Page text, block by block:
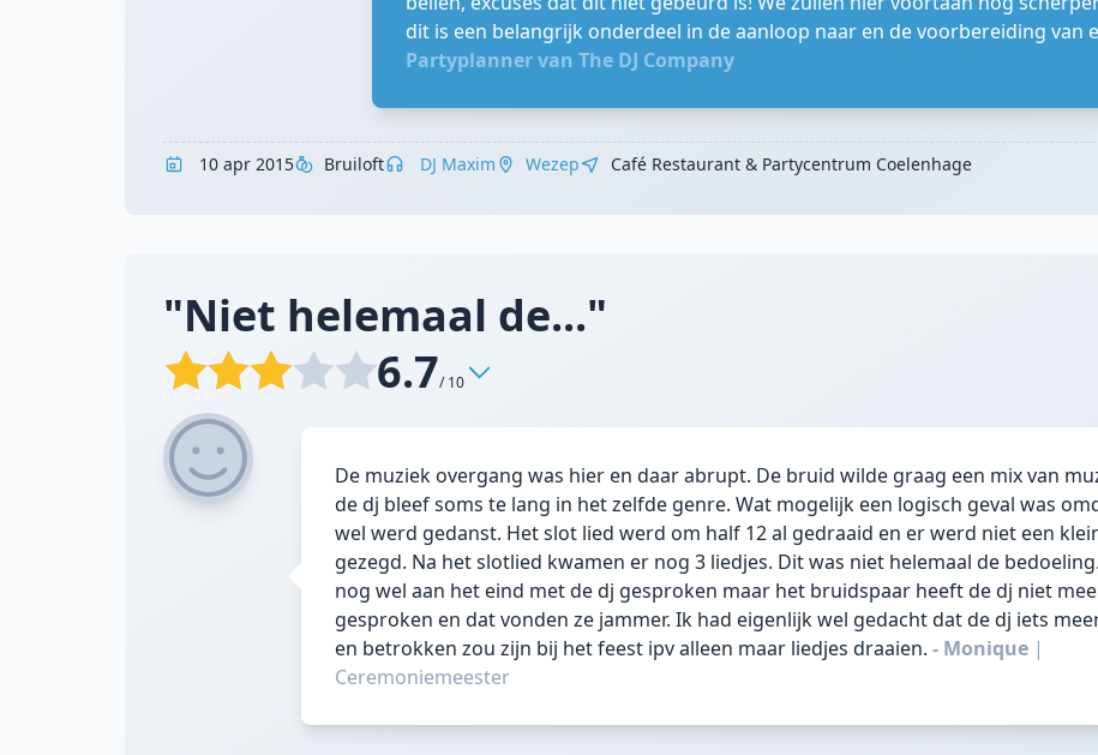
dit is een belangrijk onderdeel in de aanloop naar en de voorbereiding van
Partyplanner van The DJ Company
10 apr 2015 Bruiloft DJ Maxim Wezep Café Restaurant & Partycentrum Coelenhage
"Niet helemaal de..."
6.7/ 10
De muziek overgang was hier en daar abrupt. De bruid wilde graag een mix van
de dj bleef soms te lang in het zelfde genre. Wat mogelijk een logisch geval was
wel werd gedanst. Het slot lied werd om half 12 al gedraaid en er werd niet een
gezegd. Na het slotlied kwamen er nog 3 liedjes. Dit was niet helemaal de
nog wel aan het eind met de dj gesproken maar het bruidspaar heeft de dj niet
gesproken en dat vonden ze jammer. Ik had eigenlijk wel gedacht dat de dj iets
en betrokken zou zijn bij het feest ipv alleen maar liedjes draaien. - Monique |
Ceremoniemeester